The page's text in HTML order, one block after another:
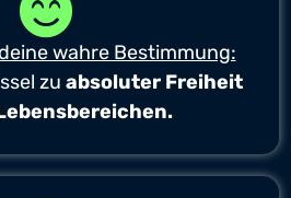
wahre Bestimmung:
zu absoluter Freiheit